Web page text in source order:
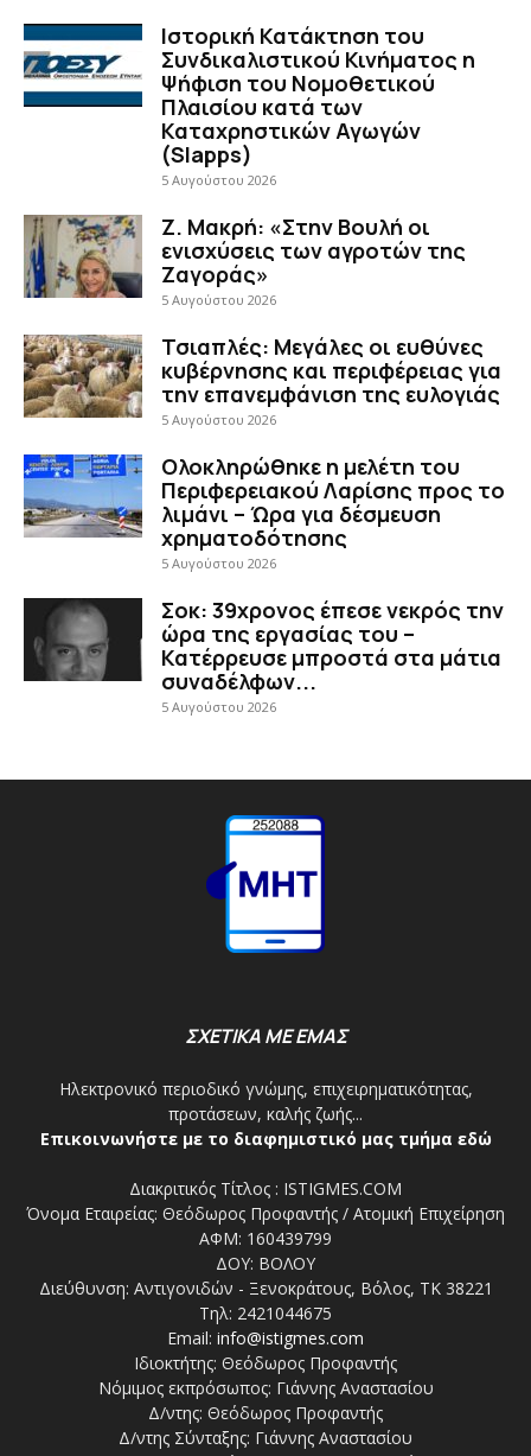
Ιστορική Κατάκτηση του
Συνδικαλιστικού Κινήματος η
Ψήφιση του Νομοθετικού
Πλαισίου κατά των
Καταχρηστικών Αγωγών
(Slapps)
5 Αυγούστου 2026
Ζ. Μακρή: «Στην Βουλή οι
ενισχύσεις των αγροτών της
Ζαγοράς»
5 Αυγούστου 2026
Τσιαπλές: Μεγάλες οι ευθύνες
κυβέρνησης και περιφέρειας για
την επανεμφάνιση της ευλογιάς
5 Αυγούστου 2026
Ολοκληρώθηκε η μελέτη του
Περιφερειακού Λαρίσης προς το
λιμάνι – Ώρα για δέσμευση
χρηματοδότησης
5 Αυγούστου 2026
Σοκ: 39χρονος έπεσε νεκρός την
ώρα της εργασίας του –
Κατέρρευσε μπροστά στα μάτια
συναδέλφων...
5 Αυγούστου 2026
ΣΧΕΤΙΚΑ ΜΕ ΕΜΑΣ
Ηλεκτρονικό περιοδικό γνώμης, επιχειρηματικότητας,
προτάσεων, καλής ζωής...
Επικοινωνήστε με το διαφημιστικό μας τμήμα εδώ
Διακριτικός Τίτλος : ISTIGMES.COM
Όνομα Εταιρείας: Θεόδωρος Προφαντής / Ατομική Επιχείρηση
ΑΦΜ: 160439799
ΔΟΥ: ΒΟΛΟΥ
Διεύθυνση: Αντιγονιδών - Ξενοκράτους, Βόλος, ΤΚ 38221
Τηλ: 2421044675
Email: info@istigmes.com
Ιδιοκτήτης: Θεόδωρος Προφαντής
Νόμιμος εκπρόσωπος: Γιάννης Αναστασίου
Δ/ντης: Θεόδωρος Προφαντής
Δ/ντης Σύνταξης: Γιάννης Αναστασίου